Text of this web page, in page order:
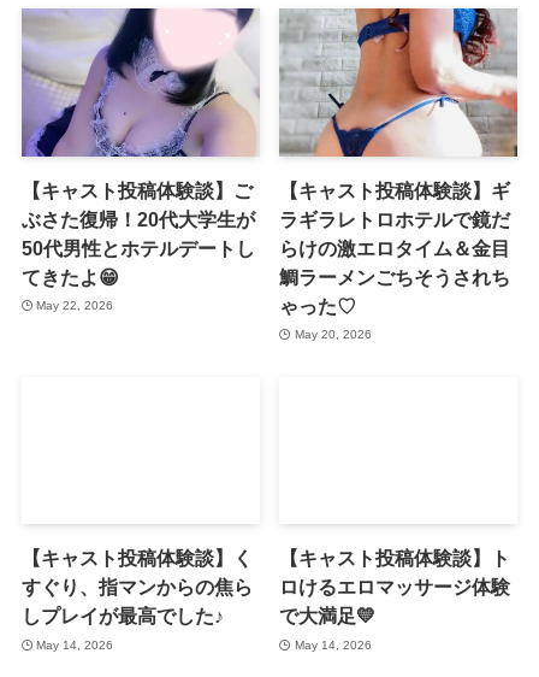
【キャスト投稿体験談】ご
ぶさた復帰！20代大学生が
50代男性とホテルデートし
てきたよ😁
May 22, 2026
【キャスト投稿体験談】ギ
ラギラレトロホテルで鏡だ
らけの激エロタイム＆金目
鯛ラーメンごちそうされち
ゃった♡
May 20, 2026
【キャスト投稿体験談】く
すぐり、指マンからの焦ら
しプレイが最高でした♪
May 14, 2026
【キャスト投稿体験談】ト
ロけるエロマッサージ体験
で大満足💛
May 14, 2026